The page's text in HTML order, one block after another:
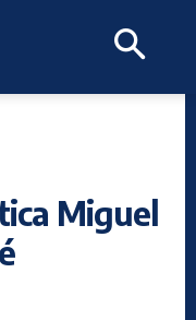
Miguel